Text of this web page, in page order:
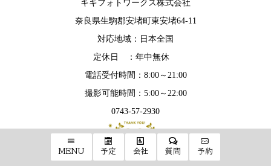
キキフォトワークス株式会社
奈良県生駒郡安堵町東安堵64-11
対応地域：日本全国
定休日 ：年中無休
電話受付時間：8:00～21:00
撮影可能時間：5:00～22:00
0743-57-2930
MENU 予定 会社 質問 予約